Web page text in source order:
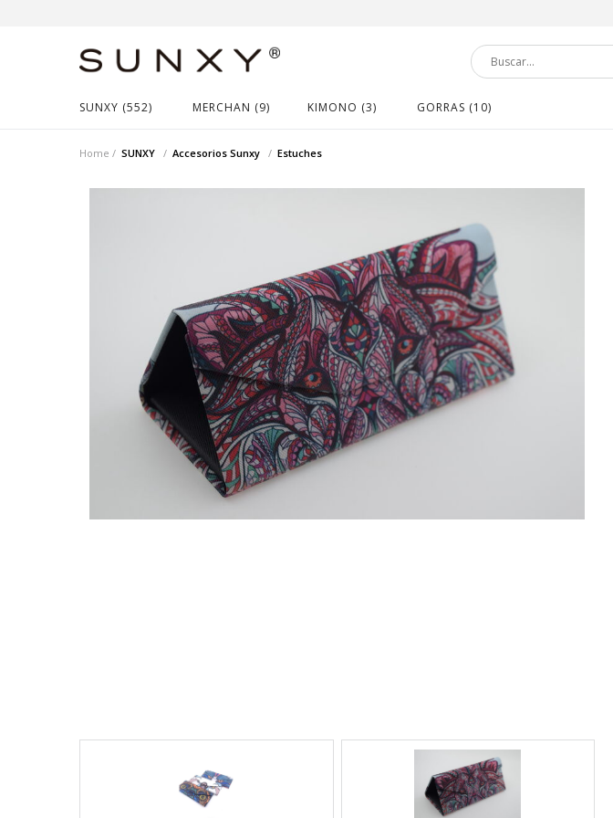
SUNXY (552) MERCHAN (9) KIMONO (3) GORRAS (10)
Home SUNXY Accesorios Sunxy Estuches